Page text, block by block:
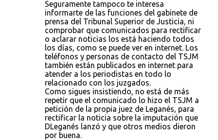
Seguramente tampoco te interesa
informarte de las funciones del gabinete de
prensa del Tribunal Superior de Justicia, ni
comprobar que comunicados para rectificar
o aclarar noticias los está haciendo todos
los días, como se puede ver en internet. Los
teléfonos y personas de contacto del TSJM
también están publicados en internet para
atender a los periodistas en todo lo
relacionado con los juzgados.
Como sigues insistiendo, no está de más
repetir que el comunicado lo hizo el TSJM a
petición de la propia juez de Leganés, para
rectificar la noticia sobre la imputación que
DLeganés lanzó y que otros medios dieron
por buena.